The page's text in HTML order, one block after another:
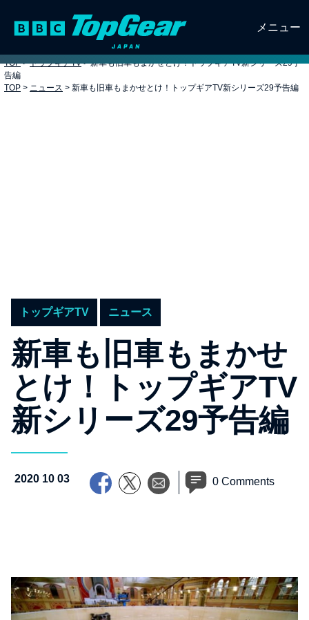
メニュー
TOP > トップギアTV > 新車も旧車もまかせとけ！トップギアTV新シリーズ29予
告編
TOP > ニュース > 新車も旧車もまかせとけ！トップギアTV新シリーズ29予告編
トップギアTV ニュース
新車も旧車もまかせ
とけ！トップギアTV
新シリーズ29予告編
2020 10 03 0 Comments